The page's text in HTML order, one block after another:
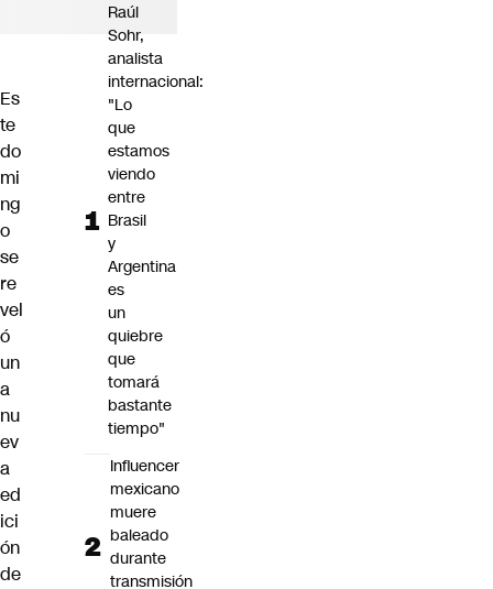
Es
te
do
mi
ng
o
se
re
vel
ó
un
a
nu
ev
a
ed
ici
ón
de
Raúl
Sohr,
analista
internacional:
"Lo
que
estamos
viendo
entre
Brasil
y
Argentina
es
un
quiebre
que
tomará
bastante
tiempo"
Influencer
mexicano
muere
baleado
durante
transmisión